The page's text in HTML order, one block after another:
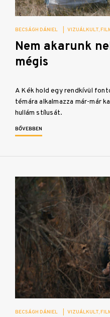
BECSÁGH DÁNIEL VIZUÁLKULT
Nem akarunk
mégis
A Kék hold egy rendkívül
témára alkalmazza már-már
hullám stílusát.
BŐVEBBEN
BECSÁGH DÁNIEL VIZUÁLKULT